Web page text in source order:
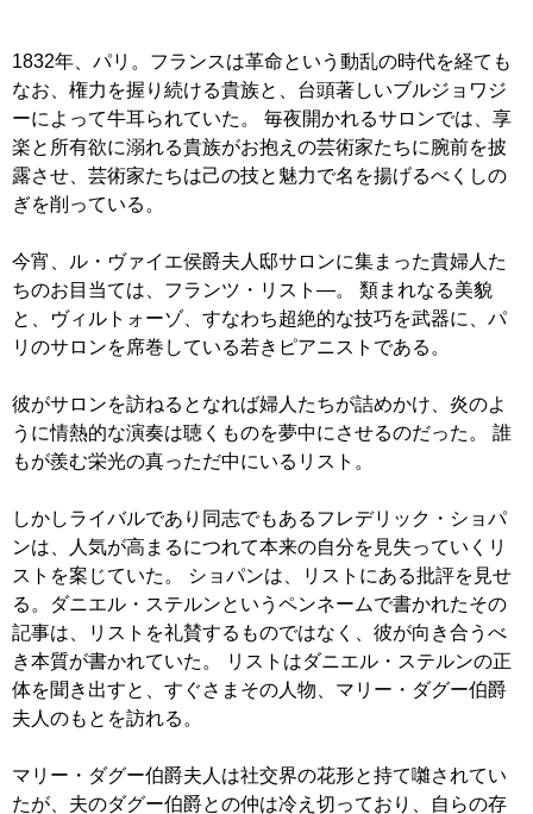
1832年、パリ。フランスは革命という動乱の時代を経ても
なお、権力を握り続ける貴族と、台頭著しいブルジョワジ
ーによって牛耳られていた。 毎夜開かれるサロンでは、享
楽と所有欲に溺れる貴族がお抱えの芸術家たちに腕前を披
露させ、芸術家たちは己の技と魅力で名を揚げるべくしの
ぎを削っている。
今宵、ル・ヴァイエ侯爵夫人邸サロンに集まった貴婦人た
ちのお目当ては、フランツ・リスト―。 類まれなる美貌
と、ヴィルトォーゾ、すなわち超絶的な技巧を武器に、パ
リのサロンを席巻している若きピアニストである。
彼がサロンを訪ねるとなれば婦人たちが詰めかけ、炎のよ
うに情熱的な演奏は聴くものを夢中にさせるのだった。 誰
もが羨む栄光の真っただ中にいるリスト。
しかしライバルであり同志でもあるフレデリック・ショパ
ンは、人気が高まるにつれて本来の自分を見失っていくリ
ストを案じていた。 ショパンは、リストにある批評を見せ
る。ダニエル・ステルンというペンネームで書かれたその
記事は、リストを礼賛するものではなく、彼が向き合うべ
き本質が書かれていた。 リストはダニエル・ステルンの正
体を聞き出すと、すぐさまその人物、マリー・ダグー伯爵
夫人のもとを訪れる。
マリー・ダグー伯爵夫人は社交界の花形と持て囃されてい
たが、夫のダグー伯爵との仲は冷え切っており、自らの存